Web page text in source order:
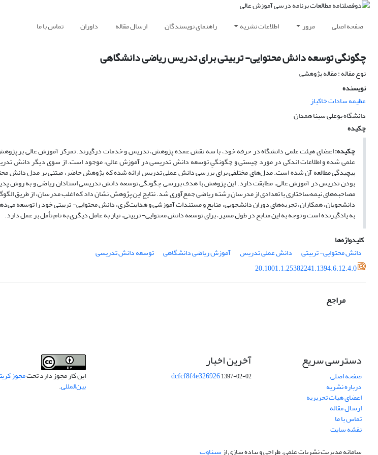
صفحه اصلی مرور اطلاعات نشریه راهنمای نویسندگان ارسال مقاله داوران تماس با ما
چگونگی توسعه‌ دانش محتوایی- تربیتی برای تدریس ریاضی دانشگاهی
نوع مقاله : مقاله پژوهشی
نویسنده
عظیمه سادات خاکباز
دانشگاه بوعلی سینا همدان
چکیده
چکیده:اعضای هیئت علمی دانشگاه در حرفه‌ خود، با سه نقش عمده‌ پژوهش، تدریس و خدمات درگیرند. تمرکز آموزش عالی بر
علمی شده و اطلاعات اندکی در مورد چیستی و چگونگیِ توسعه‌ دانش تدریسی در آموزش عالی، موجود است. از سوی دیگر دانش
پیچیدگی مطالعه‌ آن شده است. مدل‌های مختلفی برای بررسی دانش عملی تدریس ارائه شده که پژوهش حاضر، مبتنی بر مدل دانش
بودن تدریس در آموزش عالی، مطابقت دارد. این پژوهش با هدف بررسی چگونگی توسعه‌ دانش تدریسی استادان ریاضی و به روش
مصاحبه‌های نیمه‌ساختاری با تعدادی از مدرسان رشته ریاضی جمع‌آوری شد. نتایج این پژوهش نشان داد که اغلب مدرسان، از طریق
دانشجویان، همکاران، تجربه‌های دوران دانشجویی، منابع و مستندات آموزشی و هدایت‌گری، دانش محتوایی- تربیتی خود را توسعه
به یادگیرنده است و توجه به این منابع در طول مسیر، برای توسعه‌ دانش محتوایی- تربیتی، نیاز به عامل دیگری به نام تأمل بر عمل دارد.
کلیدواژه‌ها
دانش­ محتوایی- تربیتی
دانش عملی تدریس آموزش ریاضی دانشگاهی
توسعه دانش تدریسی
20.1001.1.25382241.1394.6.12.4.0
مراجع
دسترسی سریع
صفحه اصلی
درباره نشریه
اعضای هیات تحریریه
ارسال مقاله
تماس با ما
نقشه سایت
آخرین اخبار
dcfcf8f4e3269261397-02-02 این کار مجوز دارد تحت
بین‌المللی.
سامانه مدیریت نشریات علمی.طراحی و پیاده سازی ازسیناوب